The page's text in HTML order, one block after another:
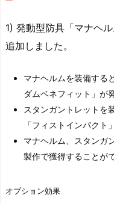
1) 発動型防具「マナヘ
追加しました。
マナヘルムを装備する
ダムベネフィット」が
スタンガントレットを
「フィストインパクト
マナヘルム、スタンガ
製作で獲得することが
オプション効果